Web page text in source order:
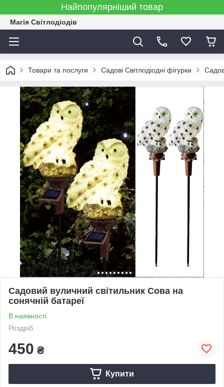
Найпопулярніший товар
Магія Світлодіодів
Товари та послуги Садові Світлодіодні фігурки
Садовий вуличний світильник Сова на
сонячній батареї
В наявності
Роздріб
450 ₴
Купити